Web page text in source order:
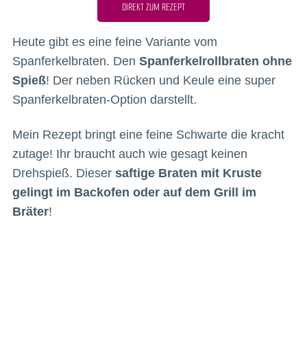
DIREKT ZUM REZEPT
Heute gibt es eine feine Variante vom
Spanferkelbraten. Den Spanferkelrollbraten ohne
Spieß! Der neben Rücken und Keule eine super
Spanferkelbraten-Option darstellt.
Mein Rezept bringt eine feine Schwarte die kracht
zutage! Ihr braucht auch wie gesagt keinen
Drehspieß. Dieser saftige Braten mit Kruste
gelingt im Backofen oder auf dem Grill im
Bräter!